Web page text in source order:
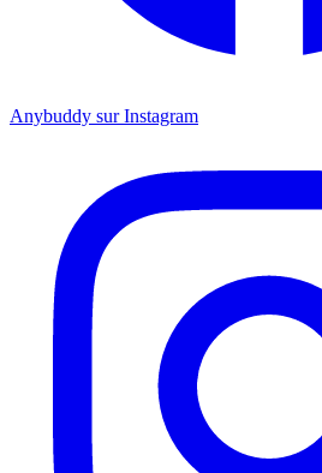
Anybuddy sur Instagram